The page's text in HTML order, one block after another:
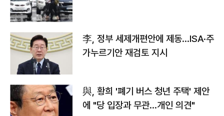
李, 정부 세제개편안에 제동…ISA·주
가누르기안 재검토 지시
與, 황희 '폐기 버스 청년 주택' 제안
에 "당 입장과 무관…개인 의견"